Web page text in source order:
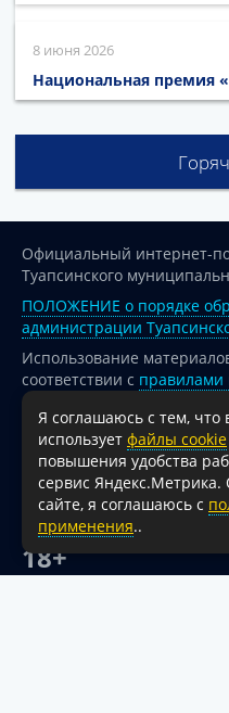
8 июня 2026
Национальная премия
Официальный интернет-
Туапсинского
ПОЛОЖЕНИЕ о порядке
администрации
Использование
соответствии с правилами
опубликованных на сайте
При перепечатке и
на источник обязательна.
Для сайтов и страниц
активная гиперссылка на
администрации
18+
Я соглашаюсь с тем, что
использует файлы cookie
повышения удобства
сервис Яндекс.Метрика.
сайте, я соглашаюсь с
применения..